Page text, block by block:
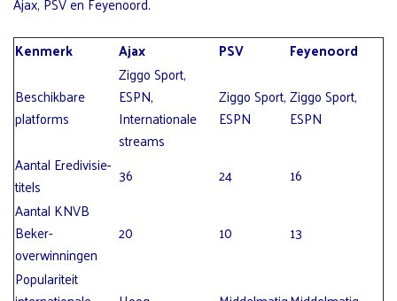
Kenmerk
Ajax PSV
Feyenoord
Beschikbare
platforms
Ziggo Sport,
ESPN,
Internationale
streams
Ziggo Sport,
ESPN
Ziggo Sport,
ESPN
Aantal Eredivisie-
titels
36 24
16
Aantal KNVB
Beker-
overwinningen
20 10
13
Populariteit